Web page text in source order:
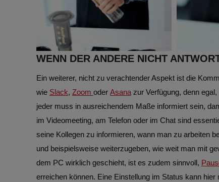
WENN DER ANDERE NICHT
Ein weiterer, nicht zu verachtender Aspekt ist die
wie Slack, Zoom oder Asana zur Verfügung, denn
jeder muss in ausreichendem Maße informiert sein,
im Videomeeting, am Telefon oder im Chat sind
seine Kollegen zu informieren, wann man zu arbeiten
und beispielsweise weiterzugeben, wie weit man mit
dem PC wirklich geschieht, ist es zudem sinnvoll,
erreichen können. Eine Einstellung im Status kann hier